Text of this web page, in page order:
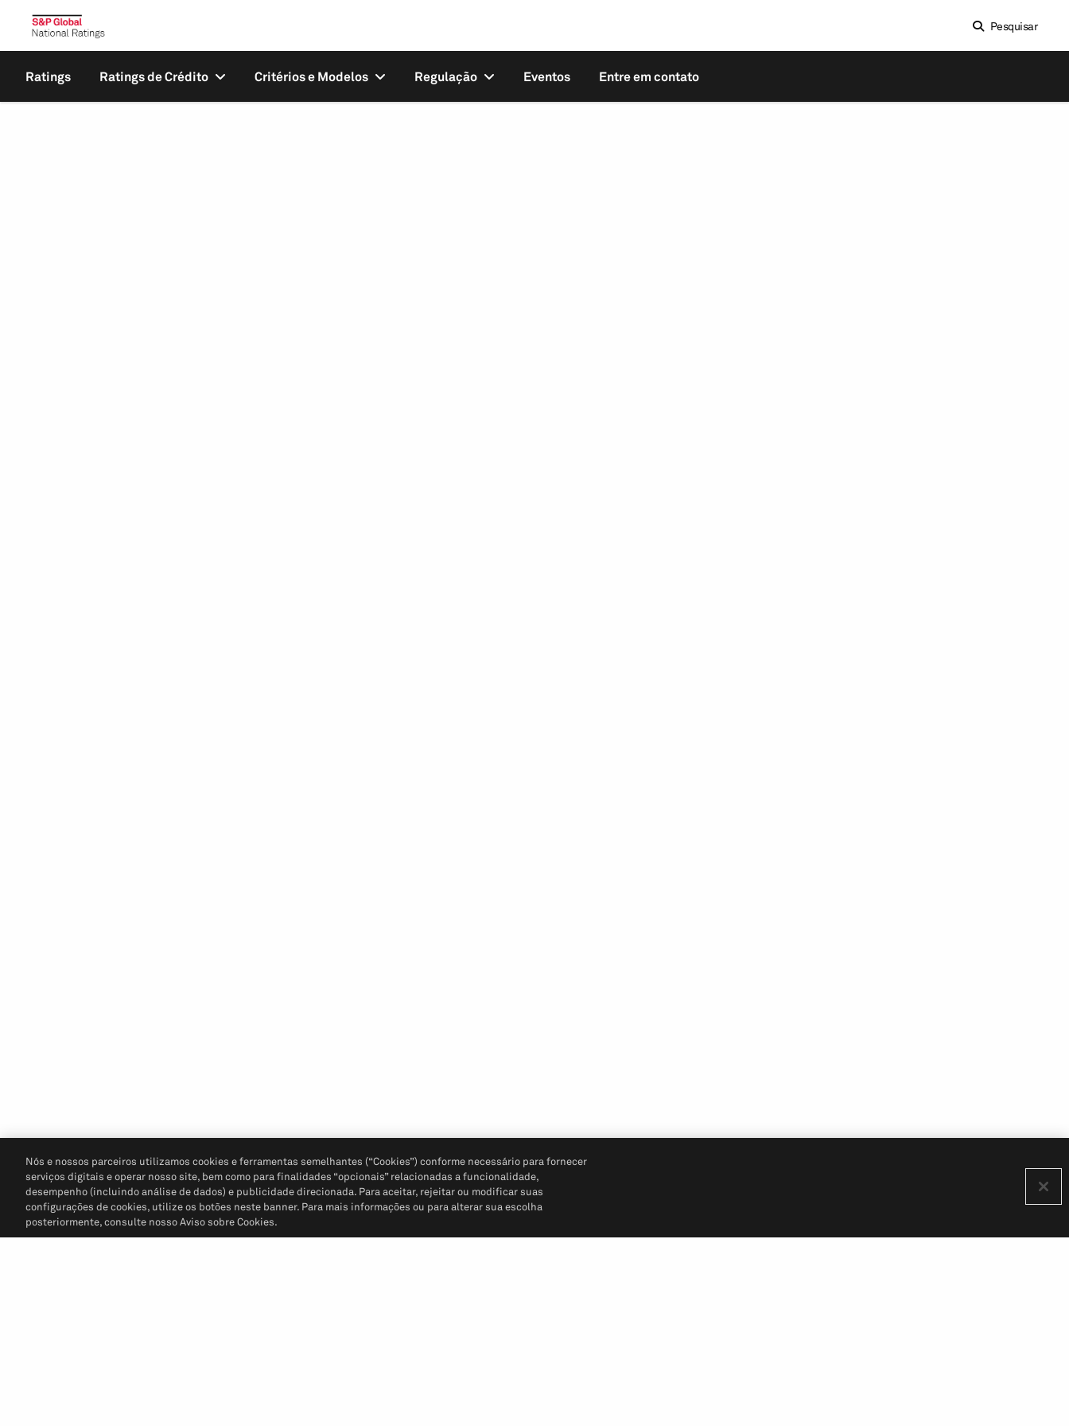
Pesquisar
Ratings Ratings de Crédito Critérios e Modelos Regulação Eventos Entre em contato
Nós e nossos parceiros utilizamos cookies e ferramentas semelhantes (“Cookies”) conforme necessário para fornecer
serviços digitais e operar nosso site, bem como para finalidades “opcionais” relacionadas a funcionalidade,
desempenho (incluindo análise de dados) e publicidade direcionada. Para aceitar, rejeitar ou modificar suas
configurações de cookies, utilize os botões neste banner. Para mais informações ou para alterar sua escolha
posteriormente, consulte nosso Aviso sobre Cookies.